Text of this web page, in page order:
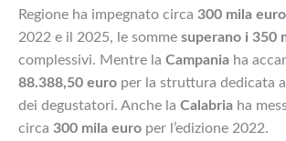
Regione ha impegnato circa 300 mila euro
2022 e il 2025, le somme superano i 350
complessivi. Mentre la Campania ha
88.388,50 euro per la struttura dedicata
dei degustatori. Anche la Calabria ha
circa 300 mila euro per l’edizione 2022.